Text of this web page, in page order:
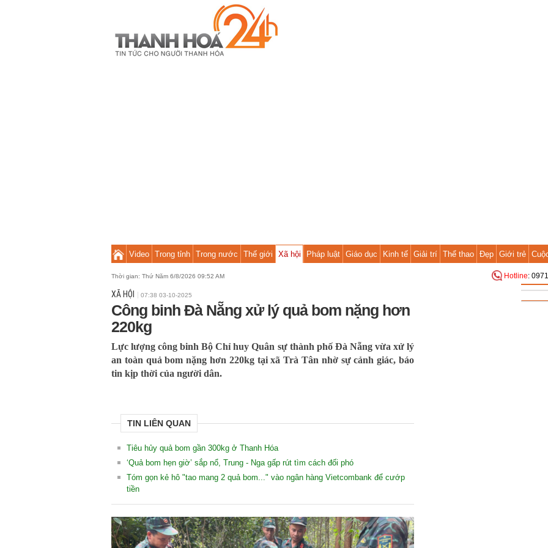
Video Trong tỉnh Trong nước Thế giới Xã hội Pháp luật Giáo dục Kinh tế Giải trí Thể thao Đẹp Giới trẻ
Thời gian: Thứ Năm 6/8/2026 09:52 AM Hotline:
XÃ HỘI 07:38 03-10-2025
Công binh Đà Nẵng xử lý quả bom nặng hơn
220kg
Lực lượng công binh Bộ Chỉ huy Quân sự thành phố Đà Nẵng vừa xử lý
an toàn quả bom nặng hơn 220kg tại xã Trà Tân nhờ sự cảnh giác, báo
tin kịp thời của người dân.
TIN LIÊN QUAN
Tiêu hủy quả bom gần 300kg ở Thanh Hóa
‘Quả bom hẹn giờ’ sắp nổ, Trung - Nga gấp rút tìm cách đối phó
Tóm gọn kẻ hô "tao mang 2 quả bom..." vào ngân hàng Vietcombank để cướp
tiền